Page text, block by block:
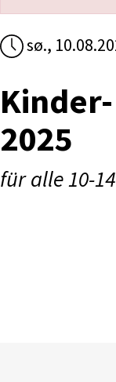
sø.,
2025
für alle 10-